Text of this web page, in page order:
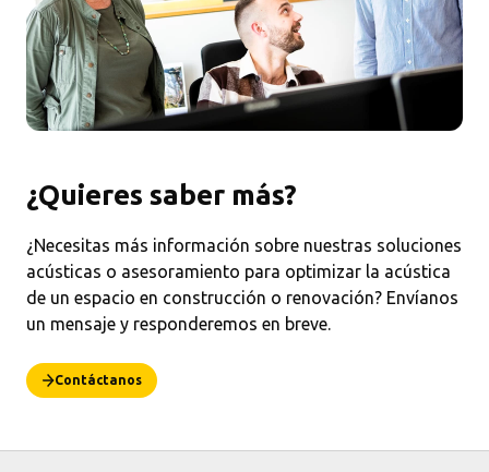
¿Quieres saber más?
¿Necesitas más información sobre nuestras soluciones
acústicas o asesoramiento para optimizar la acústica
de un espacio en construcción o renovación? Envíanos
un mensaje y responderemos en breve.
Contáctanos